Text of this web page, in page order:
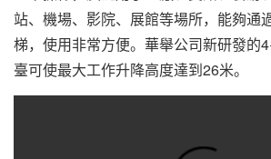
站、機場、影院、展館等場所，能夠通
梯，使用非常方便。華舉公司新研發的
臺可使最大工作升降高度達到26米。